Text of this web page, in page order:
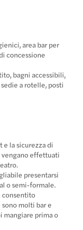
area bar per
concessione
bagni accessibili,
a rotelle, posti
e la sicurezza di
effettuati
presentarsi
o semi-formale.
consentito
molti bar e
mangiare prima o